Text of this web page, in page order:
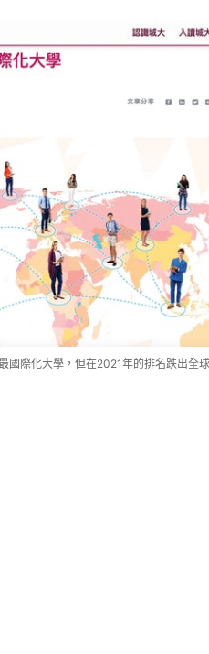
際化大學，但在2021年的排名跌出全